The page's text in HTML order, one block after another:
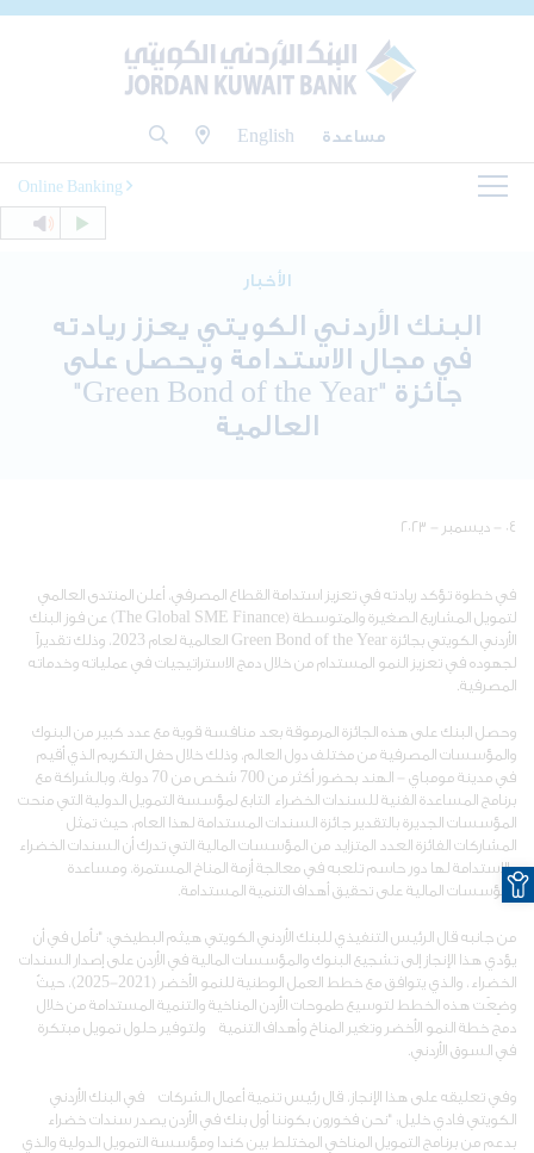
مساعدة English
Online Banking
الأخبار
البنك الأردني الكويتي يعزز ريادته
في مجال الاستدامة ويحصل على
جائزة "Green Bond of the Year"
العالمية
٠٤ - ديسمبر - ٢٠٢٣
في خطوة تؤكد ريادته في تعزيز استدامة القطاع المصرفي، أعلن المنتدى العالمي
لتمويل المشاريع الصغيرة والمتوسطة (The Global SME Finance) عن فوز البنك
الأردني الكويتي بجائزة Green Bond of the Year العالمية لعام 2023، وذلك تقديراً
لجهوده في تعزيز النمو المستدام من خلال دمج الاستراتيجيات في عملياته وخدماته
المصرفية.
وحصل البنك على هذه الجائزة المرموقة بعد منافسة قوية مع عدد كبير من البنوك
والمؤسسات المصرفية من مختلف دول العالم، وذلك خلال حفل التكريم الذي أقيم
في مدينة مومباي - الهند بحضور أكثر من 700 شخص من 70 دولة، وبالشراكة مع
برنامج المساعدة الفنية للسندات الخضراء التابع لمؤسسة التمويل الدولية التي منحت
المؤسسات الجديرة بالتقدير جائزة السندات المستدامة لهذا العام، حيث تمثل
المشاركات الفائزة العدد المتزايد من المؤسسات المالية التي تدرك أن السندات الخضراء
والاستدامة لها دور حاسم تلعبه في معالجة أزمة المناخ المستمرة، ومساعدة
المؤسسات المالية على تحقيق أهداف التنمية المستدامة.
من جانبه قال الرئيس التنفيذي للبنك الأردني الكويتي هيثم البطيخي: "نأمل في أن
يؤدي هذا الإنجاز إلى تشجيع البنوك والمؤسسات المالية في الأردن على إصدار السندات
الخضراء، والذي يتوافق مع
خطط العمل الوطنية للنمو الأخضر (2021-2025)، حيثُ
وضِعَت هذه الخطط لتوسيع طموحات الأردن المناخية والتنمية المستدامة من خلال
دمج خطة النمو الأخضر وتغير المناخ وأهداف التنمية ولتوفير حلول تمويل مبتكرة
في السوق الأردني.
وفي تعليقه على هذا الإنجاز، قال رئيس تنمية أعمال الشركات في البنك الأردني
الكويتي فادي خليل: "نحن فخورون بكوننا أول بنك في الأردن يصدر سندات خضراء
بدعم من برنامج التمويل المناخي المختلط بين كندا ومؤسسة التمويل الدولية والذي